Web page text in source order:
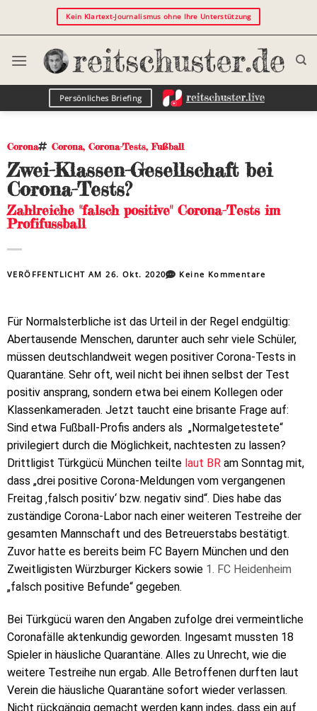
Kein Klartext-Journalismus ohne Ihre Unterstützung
Persönliches Briefing
Corona Corona, Corona-Tests,Fußball
Zwei-Klassen-Gesellschaft bei
Corona-Tests?
Zahlreiche "falsch positive" Corona-Tests im
Profifussball
VERÖFFENTLICHT AM26. Okt. 2020 Keine Kommentare
Für Normalsterbliche ist das Urteil in der Regel endgültig:
Abertausende Menschen, darunter auch sehr viele Schüler,
müssen deutschlandweit wegen positiver Corona-Tests in
Quarantäne. Sehr oft, weil nicht bei ihnen selbst der Test
positiv ansprang, sondern etwa bei einem Kollegen oder
Klassenkameraden. Jetzt taucht eine brisante Frage auf:
Sind etwa Fußball-Profis anders als „Normalgetestete“
privilegiert durch die Möglichkeit, nachtesten zu lassen?
Drittligist Türkgücü München teilte laut BR am Sonntag mit,
dass „drei positive Corona-Meldungen vom vergangenen
Freitag ‚falsch positiv‘ bzw. negativ sind“. Dies habe das
zuständige Corona-Labor nach einer weiteren Testreihe der
gesamten Mannschaft und des Betreuerstabs bestätigt.
Zuvor hatte es bereits beim FC Bayern München und den
Zweitligisten Würzburger Kickers sowie 1. FC Heidenheim
„falsch positive Befunde“ gegeben.
Bei Türkgücü waren den Angaben zufolge drei vermeintliche
Coronafälle aktenkundig geworden. Ingesamt mussten 18
Spieler in häusliche Quarantäne. Alles zu Unrecht, wie die
weitere Testreihe nun ergab. Alle Betroffenen durften laut
Verein die häusliche Quarantäne sofort wieder verlassen.
Nicht rückgängig gemacht werden kann indes, dass ein auf